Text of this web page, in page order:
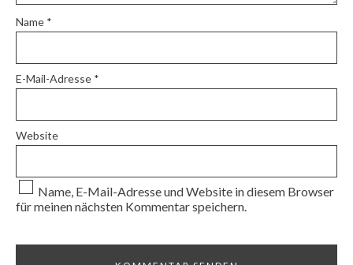
Name *
E-Mail-Adresse *
Website
Name, E-Mail-Adresse und Website in diesem Browser
für meinen nächsten Kommentar speichern.